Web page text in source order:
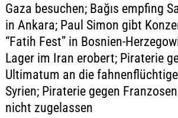
Gaza besuchen; Bağıs empfing
in Ankara; Paul Simon gibt
“Fatih Fest” in Bosnien-
Lager im Iran erobert; Piraterie
Ultimatum an die
Syrien; Piraterie gegen
nicht zugelassen